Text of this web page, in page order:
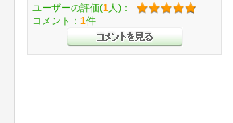
ユーザーの評価(1 人)：
コメント： 1件